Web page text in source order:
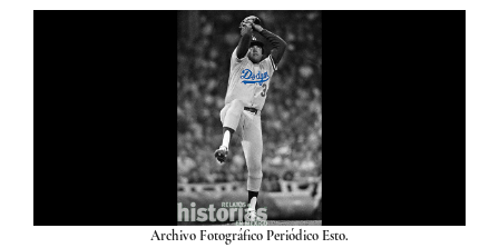
Archivo Fotográfico Periódico Esto.